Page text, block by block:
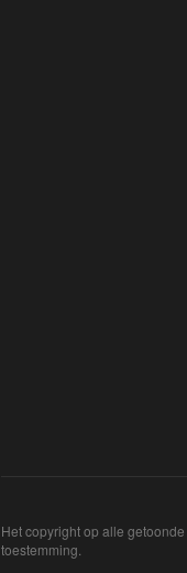
Het copyright op alle
toestemming.